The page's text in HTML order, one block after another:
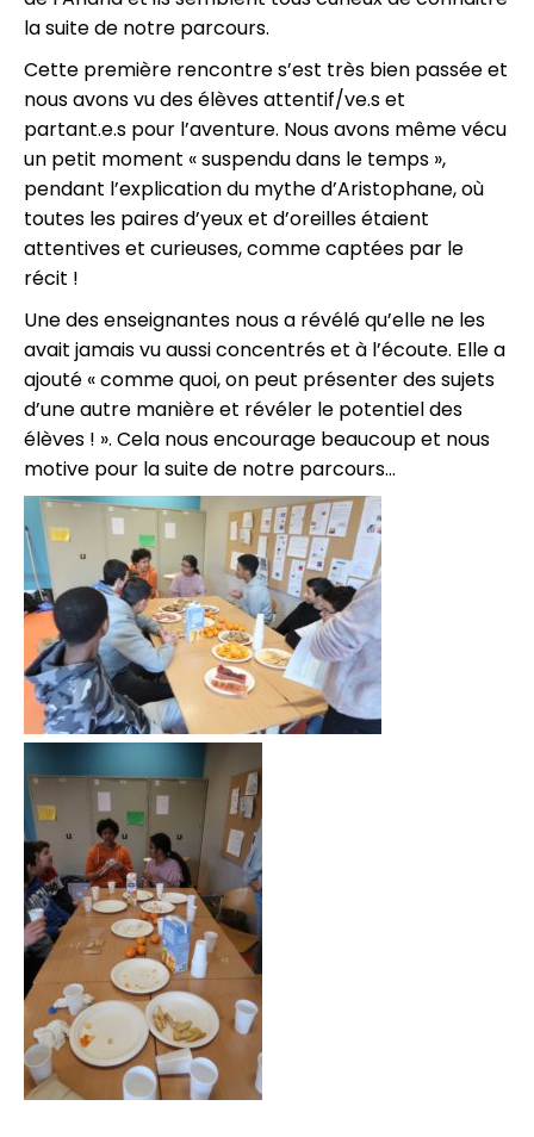
la suite de notre parcours.
Cette première rencontre s’est très bien passée et
nous avons vu des élèves attentif/ve.s et
partant.e.s pour l’aventure. Nous avons même vécu
un petit moment « suspendu dans le temps »,
pendant l’explication du mythe d’Aristophane, où
toutes les paires d’yeux et d’oreilles étaient
attentives et curieuses, comme captées par le
récit !
Une des enseignantes nous a révélé qu’elle ne les
avait jamais vu aussi concentrés et à l’écoute. Elle a
ajouté « comme quoi, on peut présenter des sujets
d’une autre manière et révéler le potentiel des
élèves ! ». Cela nous encourage beaucoup et nous
motive pour la suite de notre parcours…